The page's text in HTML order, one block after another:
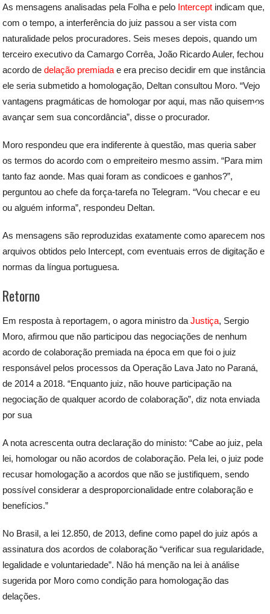
As mensagens analisadas pela Folha e pelo Intercept indicam que,
com o tempo, a interferência do juiz passou a ser vista com
naturalidade pelos procuradores. Seis meses depois, quando um
terceiro executivo da Camargo Corrêa, João Ricardo Auler, fechou
acordo dedelação premiada e era preciso decidir em que instância
ele seria submetido a homologação, Deltan consultou Moro. “Vejo
vantagens pragmáticas de homologar por aqui, mas não quisemos
avançar sem sua concordância”, disse o procurador.
Moro respondeu que era indiferente à questão, mas queria saber
os termos do acordo com o empreiteiro mesmo assim. “Para mim
tanto faz aonde. Mas quai foram as condicoes e ganhos?”,
perguntou ao chefe da força-tarefa no Telegram. “Vou checar e eu
ou alguém informa”, respondeu Deltan.
As mensagens são reproduzidas exatamente como aparecem nos
arquivos obtidos pelo Intercept, com eventuais erros de digitação e
normas da língua portuguesa.
Retorno
Em resposta à reportagem, o agora ministro daJustiça, Sergio
Moro, afirmou que não participou das negociações de nenhum
acordo de colaboração premiada na época em que foi o juiz
responsável pelos processos da Operação Lava Jato no Paraná,
de 2014 a 2018. “Enquanto juiz, não houve participação na
negociação de qualquer acordo de colaboração”, diz nota enviada
por sua
A nota acrescenta outra declaração do ministo: “Cabe ao juiz, pela
lei, homologar ou não acordos de colaboração. Pela lei, o juiz pode
recusar homologação a acordos que não se justifiquem, sendo
possível considerar a desproporcionalidade entre colaboração e
benefícios.”
No Brasil, a lei 12.850, de 2013, define como papel do juiz após a
assinatura dos acordos de colaboração “verificar sua regularidade,
legalidade e voluntariedade”. Não há menção na lei à análise
sugerida por Moro como condição para homologação das
delações.